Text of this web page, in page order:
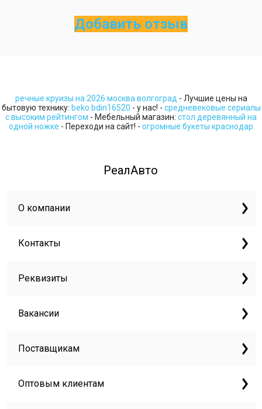
Добавить отзыв
речные круизы на 2026 москва волгоград - Лучшие цены на
бытовую технику: beko bdin16520 - у нас! - средневековые сериалы
с высоким рейтингом - Мебельный магазин: стол деревянный на
одной ножке - Переходи на сайт! - огромные букеты краснодар
РеалАвто
О компании
Контакты
Реквизиты
Вакансии
Поставщикам
Оптовым клиентам